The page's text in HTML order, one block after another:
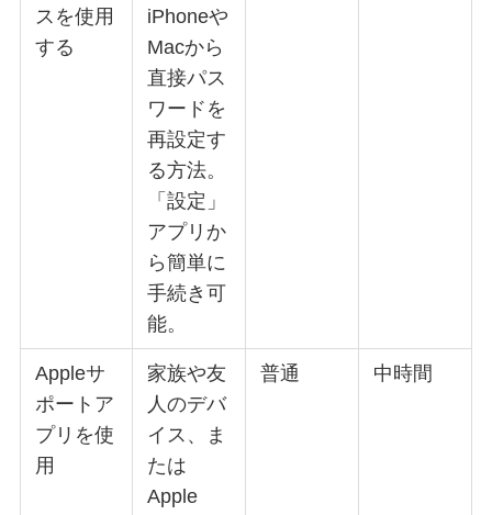
スを使用
する
iPhoneや
Macから
直接パス
ワードを
再設定す
る方法。
「設定」
アプリか
ら簡単に
手続き可
能。
Appleサ
ポートア
プリを使
用
家族や友
人のデバ
イス、ま
たは
Apple
普通 中時間